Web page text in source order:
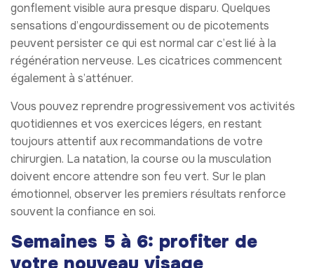
gonflement visible aura presque disparu. Quelques
sensations d’engourdissement ou de picotements
peuvent persister ce qui est normal car c’est lié à la
régénération nerveuse. Les cicatrices commencent
également à s’atténuer.
Vous pouvez reprendre progressivement vos activités
quotidiennes et vos exercices légers, en restant
toujours attentif aux recommandations de votre
chirurgien. La natation, la course ou la musculation
doivent encore attendre son feu vert. Sur le plan
émotionnel, observer les premiers résultats renforce
souvent la confiance en soi.
Semaines 5 à 6: profiter de